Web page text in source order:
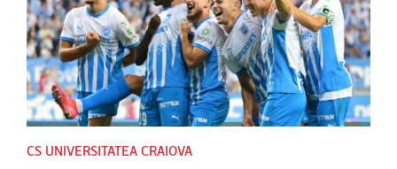
CS UNIVERSITATEA CRAIOVA